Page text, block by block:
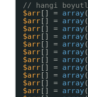
// hangi
$arr[] = array
$arr[] = array
$arr[] = array
$arr[] = array
$arr[] = array
$arr[] = array
$arr[] = array
$arr[] = array
$arr[] = array
$arr[] = array
$arr[] = array